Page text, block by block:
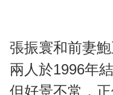
張振寰和前妻
兩人於1996年
但好景不常，